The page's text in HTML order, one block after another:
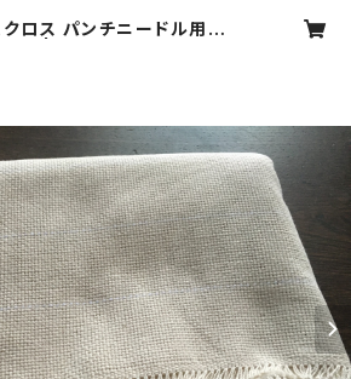
クロス パンチニードル用生